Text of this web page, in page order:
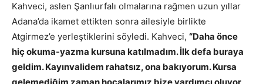
Kahveci, aslen Şanlıurfalı olmalarına rağmen uzun yıllar
Adana’da ikamet ettikten sonra ailesiyle birlikte
Atgirmez’e yerleştiklerini söyledi. Kahveci, “Daha önce
hiç okuma-yazma kursuna katılmadım. İlk defa buraya
geldim. Kayınvalidem rahatsız, ona bakıyorum. Kursa